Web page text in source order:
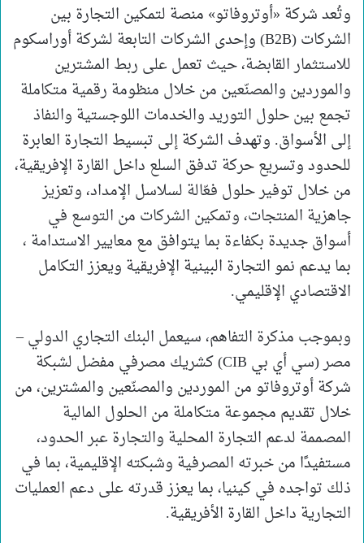
وتُعد شركة «أوتروفاتو» منصة لتمكين التجارة بين
الشركات (B2B) وإحدى الشركات التابعة لشركة أوراسكوم
للاستثمار القابضة، حيث تعمل على ربط المشترين
والموردين والمصنّعين من خلال منظومة رقمية متكاملة
تجمع بين حلول التوريد والخدمات اللوجستية والنفاذ
إلى الأسواق. وتهدف الشركة إلى تبسيط التجارة العابرة
للحدود وتسريع حركة تدفق السلع داخل القارة الإفريقية،
من خلال توفير حلول فعّالة لسلاسل الإمداد، وتعزيز
جاهزية المنتجات، وتمكين الشركات من التوسع في
أسواق جديدة بكفاءة بما يتوافق مع معايير الاستدامة ،
بما يدعم نمو التجارة البينية الإفريقية ويعزز التكامل
الاقتصادي الإقليمي.
وبموجب مذكرة التفاهم، سيعمل البنك التجاري الدولي –
مصر (سي أي بي CIB) كشريك مصرفي مفضل لشبكة
شركة أوتروفاتو من الموردين والمصنّعين والمشترين، من
خلال تقديم مجموعة متكاملة من الحلول المالية
المصممة لدعم التجارة المحلية والتجارة عبر الحدود،
مستفيدًا من خبرته المصرفية وشبكته الإقليمية، بما في
ذلك تواجده في كينيا، بما يعزز قدرته على دعم العمليات
التجارية داخل القارة الأفريقية.